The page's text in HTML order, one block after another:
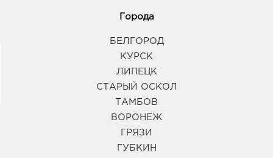
Города
БЕЛГОРОД
КУРСК
ЛИПЕЦК
СТАРЫЙ ОСКОЛ
ТАМБОВ
ВОРОНЕЖ
ГРЯЗИ
ГУБКИН